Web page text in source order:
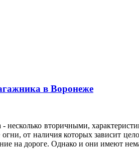
в Воронеже
вторичными,
от наличия которых зависит
на дороге. Однако и они имеют